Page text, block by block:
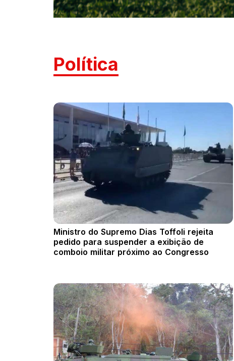
Política
Ministro do Supremo Dias Toffoli rejeita
pedido para suspender a exibição de
comboio militar próximo ao Congresso